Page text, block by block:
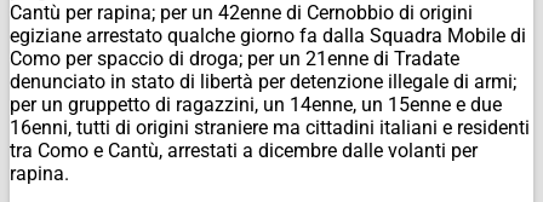
Cantù per rapina; per un 42enne di Cernobbio di origini
egiziane arrestato qualche giorno fa dalla Squadra Mobile di
Como per spaccio di droga; per un 21enne di Tradate
denunciato in stato di libertà per detenzione illegale di armi;
per un gruppetto di ragazzini, un 14enne, un 15enne e due
16enni, tutti di origini straniere ma cittadini italiani e residenti
tra Como e Cantù, arrestati a dicembre dalle volanti per
rapina.